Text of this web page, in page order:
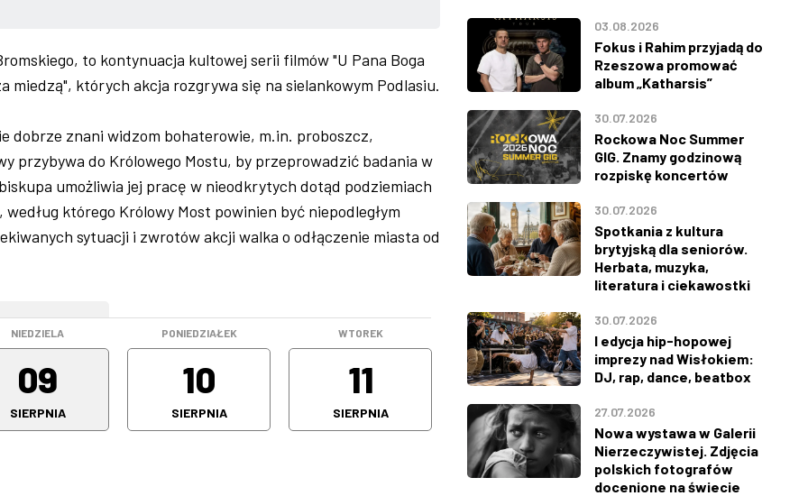
to kontynuacja kultowej serii filmów "U Pana Boga
miedzą", których akcja rozgrywa się na sielankowym Podlasiu.
dobrze znani widzom bohaterowie, m.in. proboszcz,
przybywa do Królowego Mostu, by przeprowadzić badania w
umożliwia jej pracę w nieodkrytych dotąd podziemiach
którego Królowy Most powinien być niepodległym
sytuacji i zwrotów akcji walka o odłączenie miasta od
NIEDZIELA
09
SIERPNIA
PONIEDZIAŁEK
10
SIERPNIA
WTOREK
11
SIERPNIA
ŚRODA
12
SIERPNIA
13
03.08.2026
Fokus i Rahim przyjadą do
Rzeszowa promować
album „Katharsis”
30.07.2026
Rockowa Noc Summer
GIG. Znamy godzinową
rozpiskę koncertów
30.07.2026
Spotkania z kultura
brytyjską dla seniorów.
Herbata, muzyka,
literatura i ciekawostki
30.07.2026
I edycja hip-hopowej
imprezy nad Wisłokiem:
DJ, rap, dance, beatbox
27.07.2026
Nowa wystawa w Galerii
Nierzeczywistej. Zdjęcia
polskich fotografów
docenione na świecie